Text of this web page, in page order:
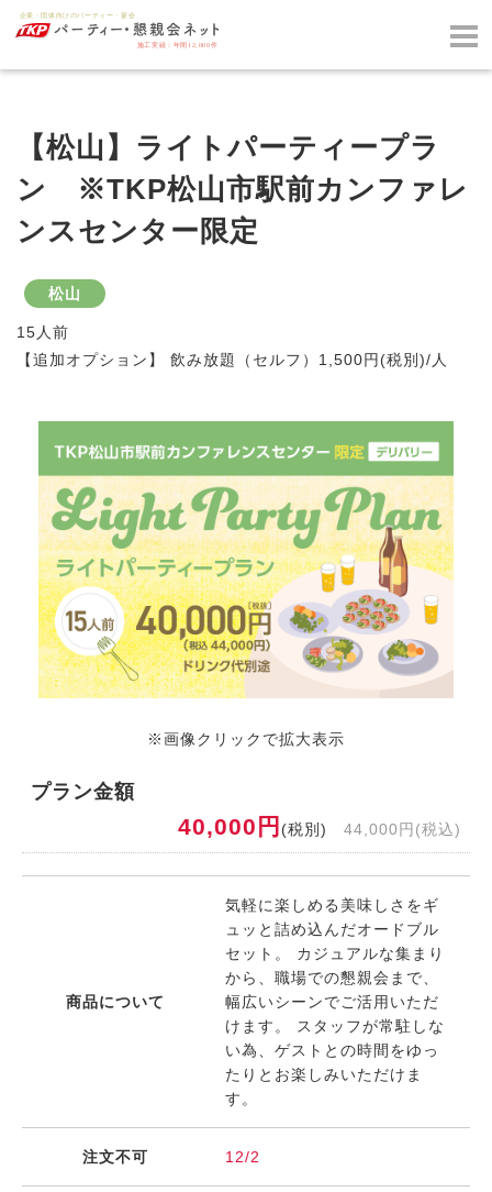
【松山】ライトパーティープラ
ン ※TKP松山市駅前カンファレ
ンスセンター限定
松山
15人前
【追加オプション】 飲み放題（セルフ）1,500円(税別)/人
※画像クリックで拡大表示
プラン金額
40,000円 (税別) 44,000円(税込)
商品について
気軽に楽しめる美味しさをギ
ュッと詰め込んだオードブル
セット。 カジュアルな集まり
から、職場での懇親会まで、
幅広いシーンでご活用いただ
けます。 スタッフが常駐しな
い為、ゲストとの時間をゆっ
たりとお楽しみいただけま
す。
注文不可 12/2